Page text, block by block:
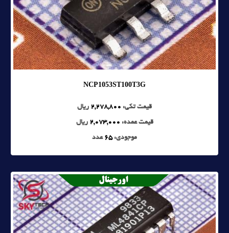
NCP1053ST100T3G
قیمت تکی: 2,278,800 ریال
قیمت عمده: 2,073,000 ریال
موجودی:65 عدد